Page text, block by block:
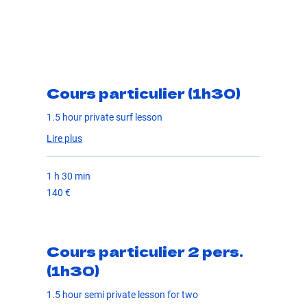
Cours particulier (1h30)
1.5 hour private surf lesson
Lire plus
1 h 30 min
140
euros
140 €
Cours particulier 2 pers.
(1h30)
1.5 hour semi private lesson for two